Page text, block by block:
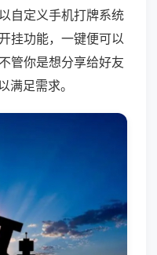
自定义手机打牌系统
挂功能，一键便可以
管你是想分享给好友
满足需求。